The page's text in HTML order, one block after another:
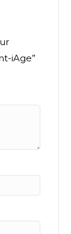
iAge”